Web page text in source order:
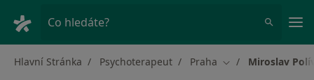
Co hledáte?
Hlavní Stránka Psychoterapeut Praha Změna města
Miroslav